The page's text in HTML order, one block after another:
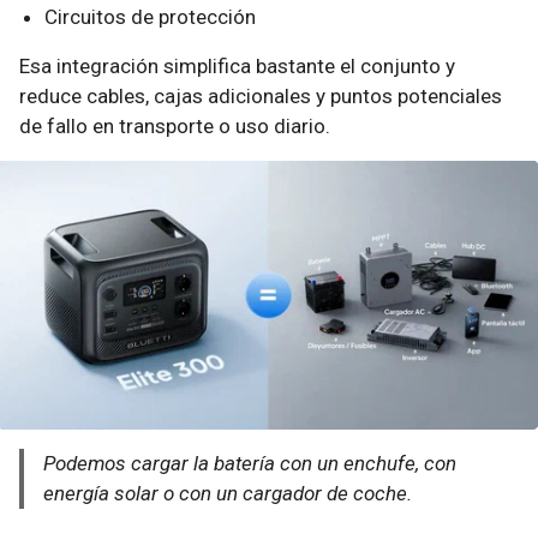
Circuitos de protección
Esa integración simplifica bastante el conjunto y
reduce cables, cajas adicionales y puntos potenciales
de fallo en transporte o uso diario.
Podemos cargar la batería con un enchufe, con
energía solar o con un cargador de coche.